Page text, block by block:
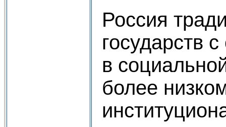
Россия
государств
в
более